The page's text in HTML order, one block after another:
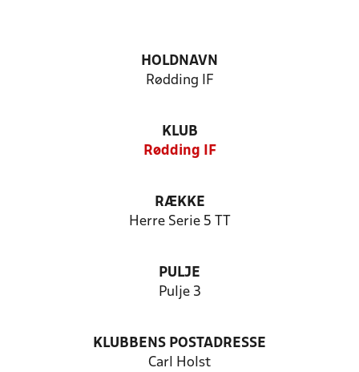
HOLDNAVN
Rødding IF
KLUB
Rødding IF
RÆKKE
Herre Serie 5 TT
PULJE
Pulje 3
KLUBBENS POSTADRESSE
Carl Holst